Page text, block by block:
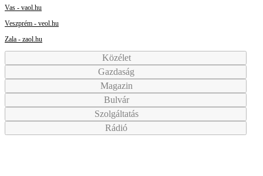
Vas - vaol.hu
Veszprém - veol.hu
Zala - zaol.hu
Közélet
Gazdaság
Magazin
Bulvár
Szolgáltatás
Rádió